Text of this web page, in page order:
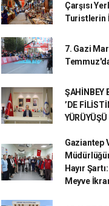
Çarşısı
Turistlerin
7. Gazi
ŞAHİNBEY
’DE
YÜRÜYÜŞÜ
Gaziantep
Hayır
Meyve